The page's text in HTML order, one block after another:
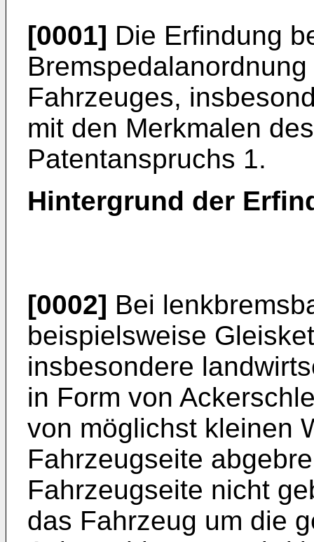
[0001] Die Erfindung
Fahrzeuges,
mit den Merkmalen
Patentanspruchs 1.
Hintergrund der
[0002] Bei
beispielsweise
insbesondere
in Form von
von möglichst kleinen
Fahrzeugseite
Fahrzeugseite nicht
das Fahrzeug um die